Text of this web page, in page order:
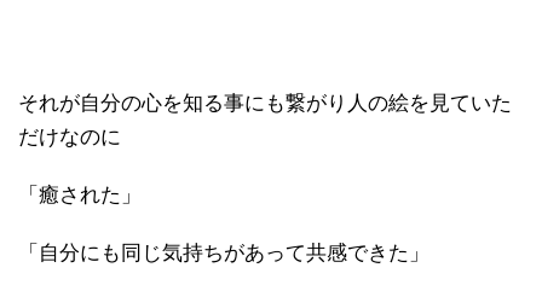
それが自分の心を知る事にも繋がり人の絵を見ていた
だけなのに
「癒された」
「自分にも同じ気持ちがあって共感できた」